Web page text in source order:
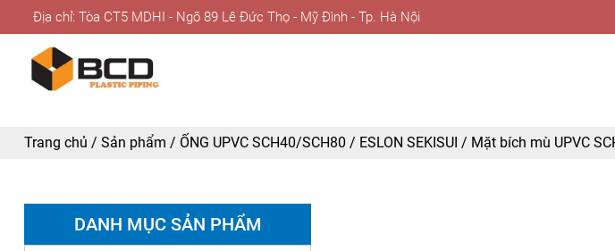
Địa chỉ: Tòa CT5 MDHI - Ngõ 89 Lê Đức Thọ - Mỹ Đình - Tp. Hà Nội
Trang chủ / Sản phẩm / ỐNG UPVC SCH40/SCH80 / ESLON SEKISUI / Mặt bích mù UPVC
DANH MỤC SẢN PHẨM